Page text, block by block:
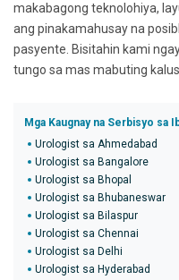
makabagong teknolohiya,
ang pinakamahusay na
pasyente. Bisitahin kami
tungo sa mas mabuting
Mga Kaugnay na Serbisyo sa
Urologist sa Ahmedabad
Urologist sa Bangalore
Urologist sa Bhopal
Urologist sa Bhubaneswar
Urologist sa Bilaspur
Urologist sa Chennai
Urologist sa Delhi
Urologist sa Hyderabad